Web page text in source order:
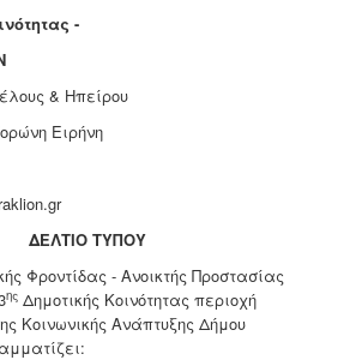
-
& Ηπείρου
Ειρήνη
ΔΕΛΤΙΟ ΤΥΠΟΥ
Φροντίδας - Ανοικτής Προστασίας
ης Δημοτικής Κοινότητας περιοχή
Κοινωνικής Ανάπτυξης Δήμου